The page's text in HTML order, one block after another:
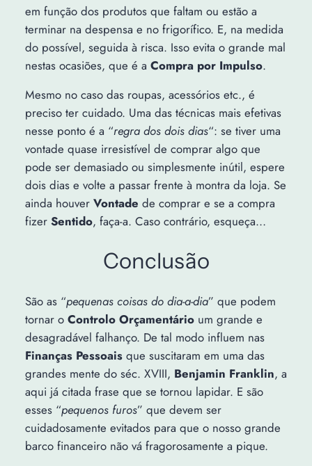
em função dos produtos que faltam ou estão a
terminar na despensa e no frigorífico. E, na medida
do possível, seguida à risca. Isso evita o grande mal
nestas ocasiões, que é a Compra por Impulso.
Mesmo no caso das roupas, acessórios etc., é
preciso ter cuidado. Uma das técnicas mais efetivas
nesse ponto é a “regra dos dois dias“: se tiver uma
vontade quase irresistível de comprar algo que
pode ser demasiado ou simplesmente inútil, espere
dois dias e volte a passar frente à montra da loja. Se
ainda houver Vontade de comprar e se a compra
fizer Sentido, faça-a. Caso contrário, esqueça…
Conclusão
São as “pequenas coisas do dia-a-dia” que podem
tornar o Controlo Orçamentárioum grande e
desagradável falhanço. De tal modo influem nas
Finanças Pessoais que suscitaram em uma das
grandes mente do séc. XVIII, Benjamin Franklin, a
aqui já citada frase que se tornou lapidar. E são
esses “pequenos furos” que devem ser
cuidadosamente evitados para que o nosso grande
barco financeiro não vá fragorosamente a pique.